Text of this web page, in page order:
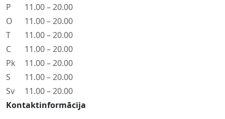
P
11.00 – 20.00
O
11.00 – 20.00
T
11.00 – 20.00
C
11.00 – 20.00
Pk
11.00 – 20.00
S
11.00 – 20.00
Sv
11.00 – 20.00
Kontaktinformācija